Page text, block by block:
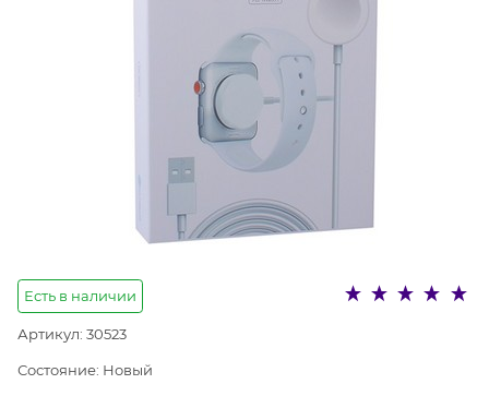
Есть в наличии
Артикул: 30523
Состояние: Новый